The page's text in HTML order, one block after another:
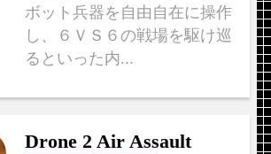
ボット兵器を自由自在に操作
し、６ＶＳ６の戦場を駆け巡
るといった内...
Drone 2 Air Assault